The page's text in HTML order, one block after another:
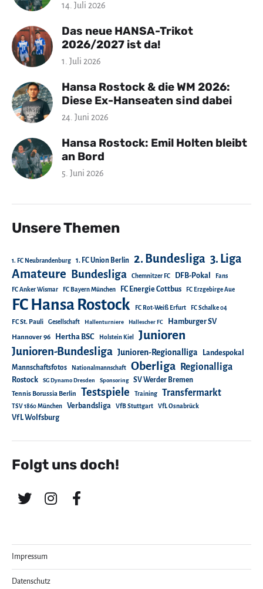
14. Juli 2026
Das neue HANSA-Trikot
2026/2027 ist da!
1. Juli 2026
Hansa Rostock & die WM 2026:
Diese Ex-Hanseaten sind dabei
24. Juni 2026
Hansa Rostock: Emil Holten bleibt
an Bord
5. Juni 2026
Unsere Themen
1. FC Neubrandenburg 1. FC Union Berlin 2. Bundesliga 3. Liga
Amateure Bundesliga Chemnitzer FC DFB-Pokal Fans
FC Anker Wismar FC Bayern München FC Energie Cottbus FC Erzgebirge Aue
FC Hansa Rostock FC Rot-Weiß Erfurt FC Schalke 04
FC St. Pauli Gesellschaft Hallenturniere Hallescher FC Hamburger SV
Hannover 96 Hertha BSC Holstein Kiel Junioren
Junioren-Bundesliga Junioren-Regionalliga
Landespokal
Mannschaftsfotos
Nationalmannschaft Oberliga Regionalliga
Rostock SG Dynamo Dresden Sponsoring SV Werder Bremen
Tennis Borussia Berlin Testspiele Training Transfermarkt
TSV 1860 München Verbandsliga VfB Stuttgart VfL Osnabrück
VfL Wolfsburg
Folgt uns doch!
Impressum
Datenschutz